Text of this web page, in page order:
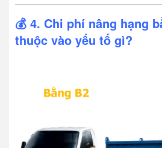
💰 4. Chi phí nâng hạng
thuộc vào yếu tố gì?